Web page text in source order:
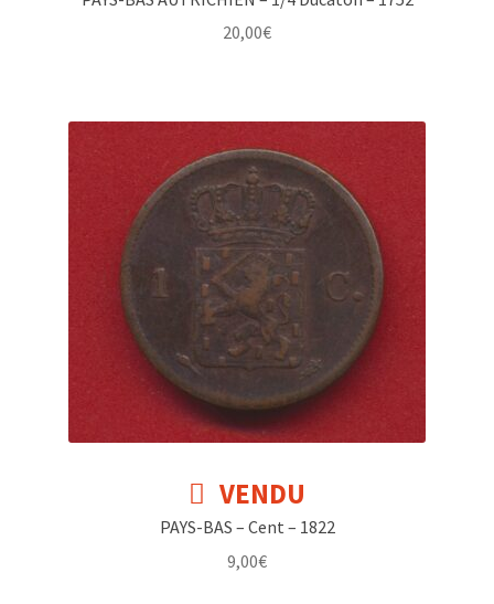
20,00€
VENDU
PAYS-BAS – Cent – 1822
9,00€